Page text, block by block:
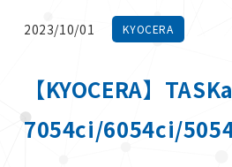
2023/10/01 KYOCERA
【KYOCERA】
7054ci/6054ci/